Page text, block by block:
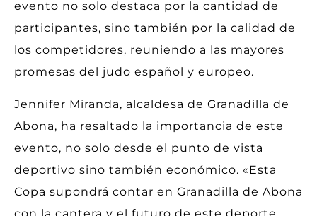
evento no solo destaca por la cantidad de
participantes, sino también por la calidad de
los competidores, reuniendo a las mayores
promesas del judo español y europeo.
Jennifer Miranda, alcaldesa de Granadilla de
Abona, ha resaltado la importancia de este
evento, no solo desde el punto de vista
deportivo sino también económico. «Esta
Copa supondrá contar en Granadilla de Abona